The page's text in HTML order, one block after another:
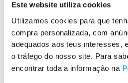
Este website utiliza cookies
Utilizamos cookies para que
compra personalizada, com
adequados aos teus interesses,
o tráfego do nosso site. Para
encontrar toda a informação na
Informações de Fabricante